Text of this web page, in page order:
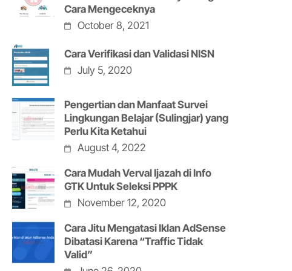
Cara Mengeceknya
October 8, 2021
Cara Verifikasi dan Validasi NISN
July 5, 2020
Pengertian dan Manfaat Survei
Lingkungan Belajar (Sulingjar) yang
Perlu Kita Ketahui
August 4, 2022
Cara Mudah Verval Ijazah di Info
GTK Untuk Seleksi PPPK
November 12, 2020
Cara Jitu Mengatasi Iklan AdSense
Dibatasi Karena “Traffic Tidak
Valid”